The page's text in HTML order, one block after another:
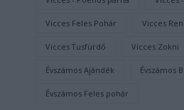
Vicces Feles Pohár Vicces
Vicces Tusfürdő Vicces Zokni
Évszámos Ajándék Évszámos
Évszámos Feles pohár